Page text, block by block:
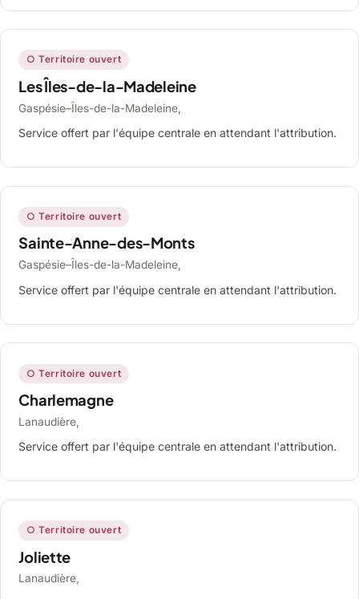
○ Territoire ouvert
Les Îles-de-la-Madeleine
Gaspésie–Îles-de-la-Madeleine,
Service offert par l'équipe centrale en attendant l'attribution.
○ Territoire ouvert
Sainte-Anne-des-Monts
Gaspésie–Îles-de-la-Madeleine,
Service offert par l'équipe centrale en attendant l'attribution.
○ Territoire ouvert
Charlemagne
Lanaudière,
Service offert par l'équipe centrale en attendant l'attribution.
○ Territoire ouvert
Joliette
Lanaudière,